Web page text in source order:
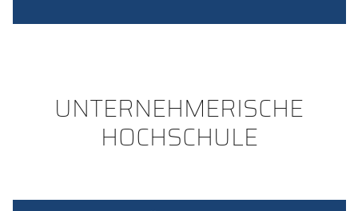
UNTERNEHMERISCHE
HOCHSCHULE